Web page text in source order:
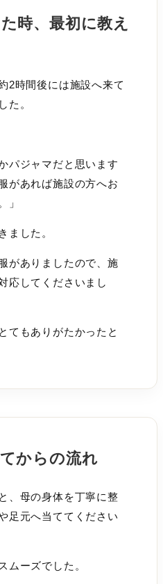
時、最初に教え
2時間後には施設へ来て
た。
パジャマだと思います
があれば施設の方へお
」
ました。
がありましたので、施
応してくださいまし
てもありがたかったと
からの流れ
、母の身体を丁寧に整
足元へ当ててください
ムーズでした。